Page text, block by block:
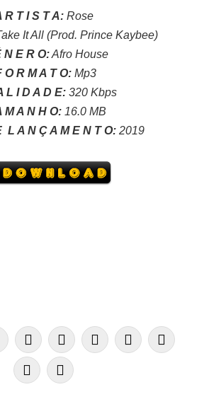
R T I S T A: Rose
It All (Prod. Prince Kaybee)
N E R O:Afro House
O R M A T O:Mp3
L I D A D E: 320 Kbps
M A N H O:16.0 MB
L A N Ç A M E N T O:2019